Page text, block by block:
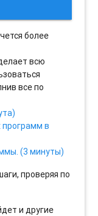
более
всю
все по
программ в
(3 минуты)
проверяя по
и другие